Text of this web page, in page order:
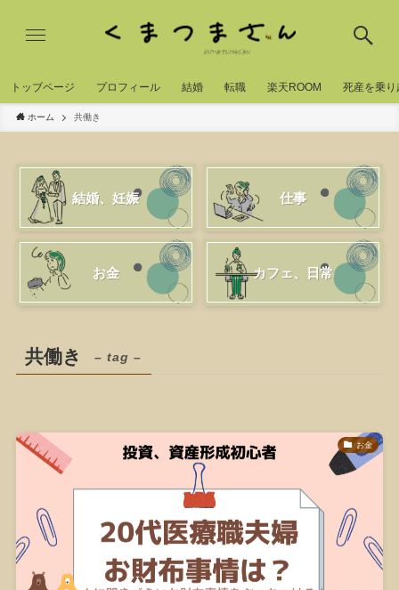
トッブページ プロフィール 結婚 転職 楽天ROOM 死産を乗り
ホーム 共働き
結婚、妊娠 仕事
お金 カフェ、日常
共働き – tag –
お金